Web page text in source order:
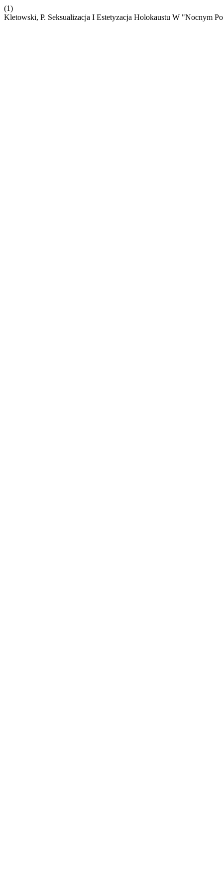
(1)
Kletowski, P. Seksualizacja I Estetyzacja Holokaustu W "Nocnym